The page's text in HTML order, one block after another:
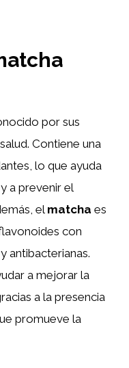
por sus
Contiene una
lo que ayuda
a prevenir el
el matcha es
con
antibacterianas.
a mejorar la
a la presencia
promueve la